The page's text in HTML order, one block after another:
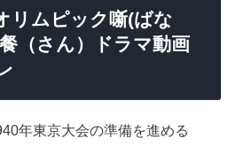
リムピック噺(ばな
（さん）ドラマ動画
年東京大会の準備を進める